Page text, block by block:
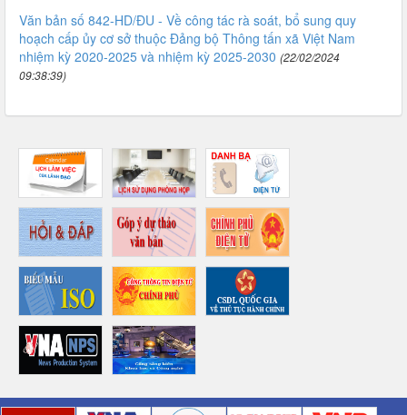
Văn bản số 842-HD/ĐU - Về công tác rà soát, bổ sung quy
hoạch cấp ủy cơ sở thuộc Đảng bộ Thông tấn xã Việt Nam
nhiệm kỳ 2020-2025 và nhiệm kỳ 2025-2030 (22/02/2024
09:38:39)